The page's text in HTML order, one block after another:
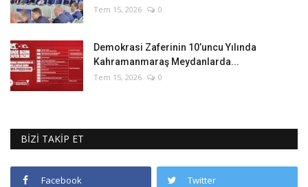
Tem 15, 2026 0
Demokrasi Zaferinin 10’uncu Yılında
Kahramanmaraş Meydanlarda...
Tem 15, 2026 0
BİZİ TAKİP ET
Facebook Twitter